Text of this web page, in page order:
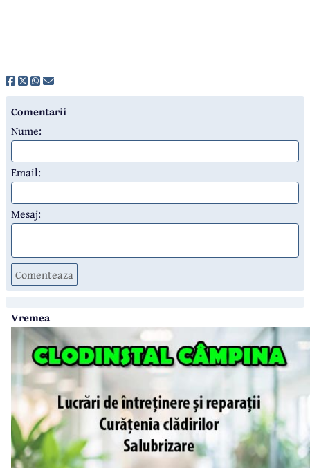
Comentarii
Nume:
Email:
Mesaj:
Comenteaza
Vremea